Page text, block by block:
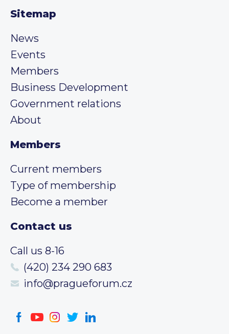
Sitemap
News
Events
Members
Business Development
Government relations
About
Members
Current members
Type of membership
Become a member
Contact us
Call us 8-16
(420) 234 290 683
info@pragueforum.cz